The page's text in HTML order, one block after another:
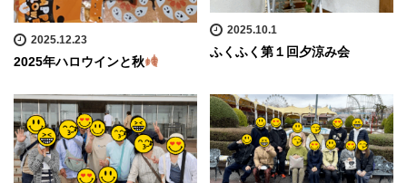
2025.12.23
2025年ハロウインと秋
2025.10.1
ふくふく第１回夕涼み会